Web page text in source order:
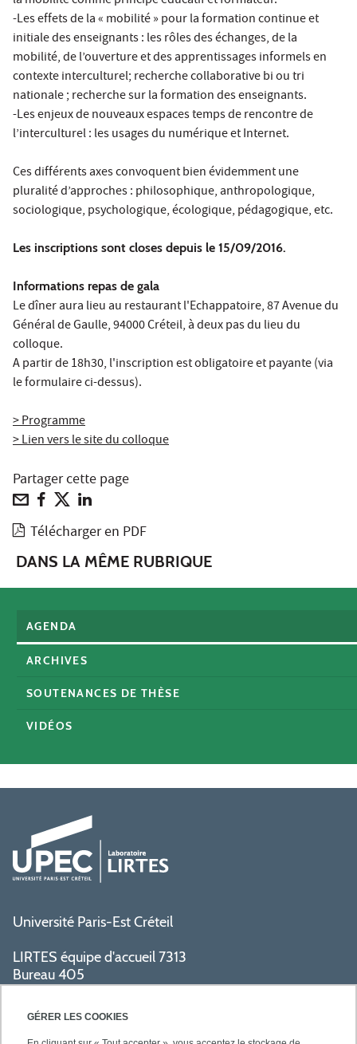
GÉRER LES COOKIES
-Les effets de la « mobilité » pour la formation continue et
initiale des enseignants : les rôles des échanges, de la
mobilité, de l’ouverture et des apprentissages informels en
contexte interculturel; recherche collaborative bi ou tri
nationale ; recherche sur la formation des enseignants.
-Les enjeux de nouveaux espaces temps de rencontre de
l’interculturel : les usages du numérique et Internet.
Ces différents axes convoquent bien évidemment une
pluralité d’approches : philosophique, anthropologique,
sociologique, psychologique, écologique, pédagogique, etc.
Les inscriptions sont closes depuis le 15/09/2016.
Informations repas de gala
Le dîner aura lieu au restaurant l'Echappatoire, 87 Avenue du
Général de Gaulle, 94000 Créteil, à deux pas du lieu du
colloque.
A partir de 18h30, l'inscription est obligatoire et payante (via
le formulaire ci-dessus).
> Programme
> Lien vers le site du colloque
Partager cette page
Télécharger en PDF
DANS LA MÊME RUBRIQUE
AGENDA
ARCHIVES
SOUTENANCES DE THÈSE
VIDÉOS
Université Paris-Est Créteil
LIRTES équipe d'accueil 7313
Bureau 405
Bâtiment La Pyramide
80 avenue du Général de Gaulle